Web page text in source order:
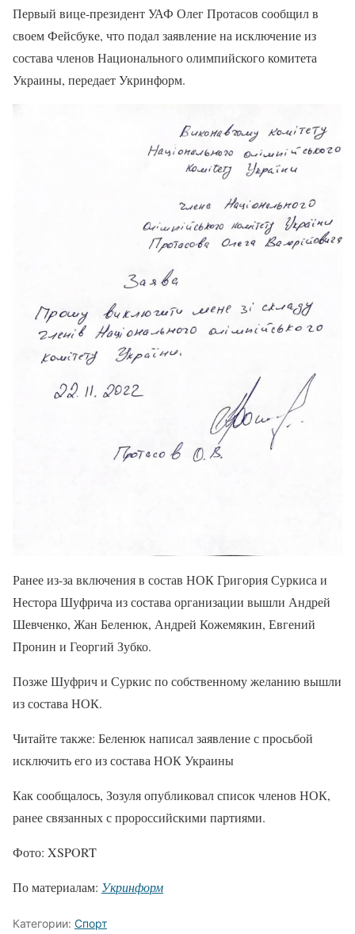
Первый вице-президент УАФ Олег Протасов сообщил в
своем Фейсбуке, что подал заявление на исключение из
состава членов Национального олимпийского комитета
Украины, передает Укринформ.
Ранее из-за включения в состав НОК Григория Суркиса и
Нестора Шуфрича из состава организации вышли Андрей
Шевченко, Жан Беленюк, Андрей Кожемякин, Евгений
Пронин и Георгий Зубко.
Позже Шуфрич и Суркис по собственному желанию вышли
из состава НОК.
Читайте также: Беленюк написал заявление с просьбой
исключить его из состава НОК Украины
Как сообщалось, Зозуля опубликовал список членов НОК,
ранее связанных с пророссийскими партиями.
Фото: XSPORT
По материалам: Укринформ
Категории: Спорт